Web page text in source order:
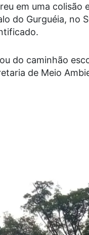
em uma colisão
do Gurguéia, no
do caminhão
de Meio